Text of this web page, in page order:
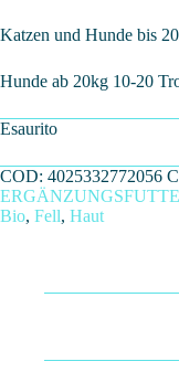
Katzen und Hunde bis
Hunde ab 20kg 10-20
Esaurito
COD: 4025332772056
Bio, Fell, Haut